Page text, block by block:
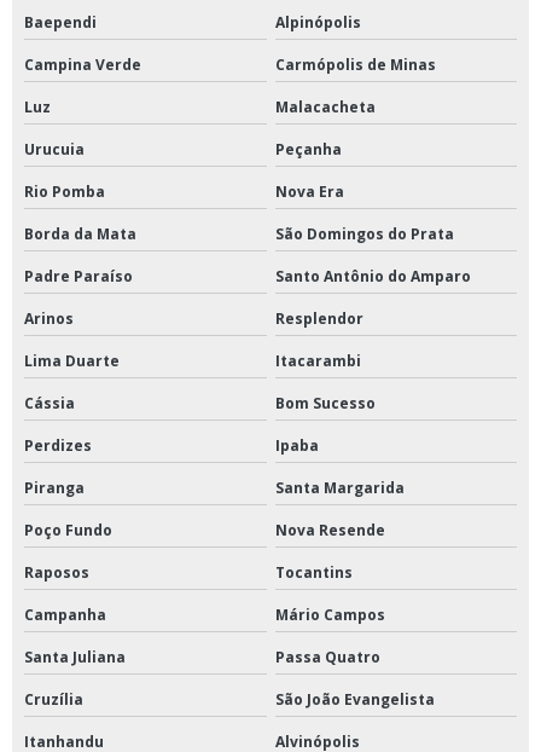
Baependi Alpinópolis
Campina Verde Carmópolis de Minas
Luz Malacacheta
Urucuia Peçanha
Rio Pomba Nova Era
Borda da Mata São Domingos do Prata
Padre Paraíso Santo Antônio do Amparo
Arinos Resplendor
Lima Duarte Itacarambi
Cássia Bom Sucesso
Perdizes Ipaba
Piranga Santa Margarida
Poço Fundo Nova Resende
Raposos Tocantins
Campanha Mário Campos
Santa Juliana Passa Quatro
Cruzília São João Evangelista
Itanhandu Alvinópolis